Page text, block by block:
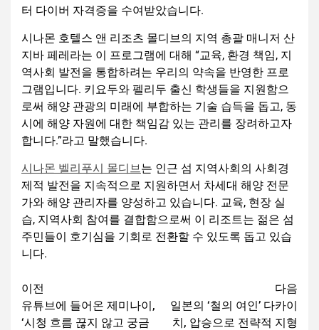
터 다이버 자격증을 수여받았습니다.
시나몬 호텔스 앤 리조츠 몰디브의 지역 총괄 매니저 산
지바 페레라는 이 프로그램에 대해 “교육, 환경 책임, 지
역사회 발전을 통합하려는 우리의 약속을 반영한 프로
그램입니다. 키요두와 펠리두 출신 학생들을 지원함으
로써 해양 관광의 미래에 부합하는 기술 습득을 돕고, 동
시에 해양 자원에 대한 책임감 있는 관리를 장려하고자
합니다.”라고 말했습니다.
시나몬 벨리푸시 몰디브 는 인근 섬 지역사회의 사회경
제적 발전을 지속적으로 지원하면서 차세대 해양 전문
가와 해양 관리자를 양성하고 있습니다. 교육, 현장 실
습, 지역사회 참여를 결합함으로써 이 리조트는 젊은 섬
주민들이 호기심을 기회로 전환할 수 있도록 돕고 있습
니다.
이전
유튜브에 들어온 제미나이,
‘시청 흐름 끊지 않고 궁금
다음
일본의 ‘철의 여인’ 다카이
치, 압승으로 전략적 지형